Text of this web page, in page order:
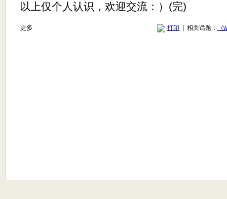
以上仅个人认识，欢迎交流：）(完)
更多 打印 | 相关话题：